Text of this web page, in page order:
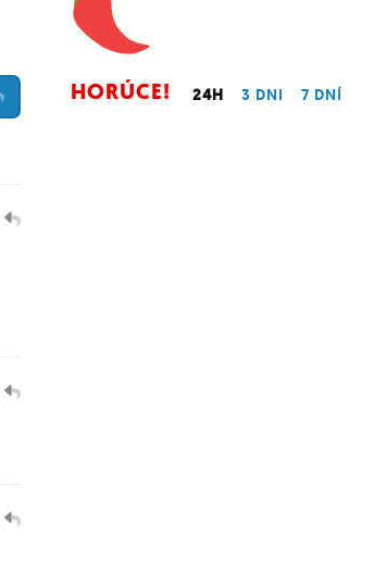
HORÚCE! 24H 3 DNI 7 DNÍ